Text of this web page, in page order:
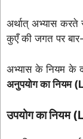
अर्थात् अभ्यास करते
कुएँ की जगत पर
अभ्यास के नियम के
अनुपयोग का
उपयोग का नियम